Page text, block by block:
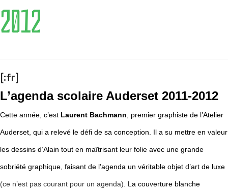
2012
[:fr]
L’agenda scolaire Auderset 2011-2012
Cette année, c’est Laurent Bachmann , premier graphiste de l’Atelier
Auderset, qui a relevé le défi de sa conception. Il a su mettre en valeur
les dessins d’Alain tout en maîtrisant leur folie avec une grande
sobriété graphique, faisant de l’agenda un véritable objet d’art de luxe
(ce n’est pas courant pour un agenda) . La couverture blanche